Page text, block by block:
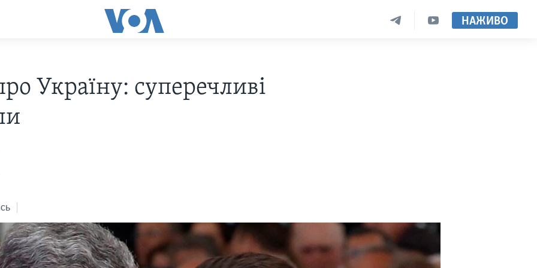
НАЖИВО
Україну: суперечливі